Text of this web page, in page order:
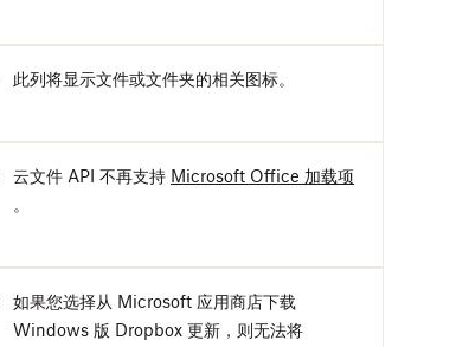
此列将显示文件或文件夹的相关图标。
云文件 API 不再支持 Microsoft Office 加载项
。
如果您选择从 Microsoft 应用商店下载
Windows 版 Dropbox 更新，则无法将